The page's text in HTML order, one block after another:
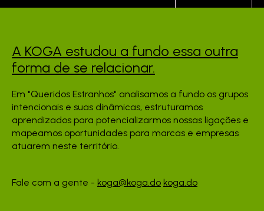
A KOGA estudou a fundo essa outra
forma de se relacionar.
Em "Queridos Estranhos" analisamos a fundo os grupos
intencionais e suas dinâmicas, estruturamos
aprendizados para potencializarmos nossas ligações e
mapeamos oportunidades para marcas e empresas
atuarem neste território.
Fale com a gente - koga@koga.do koga.do